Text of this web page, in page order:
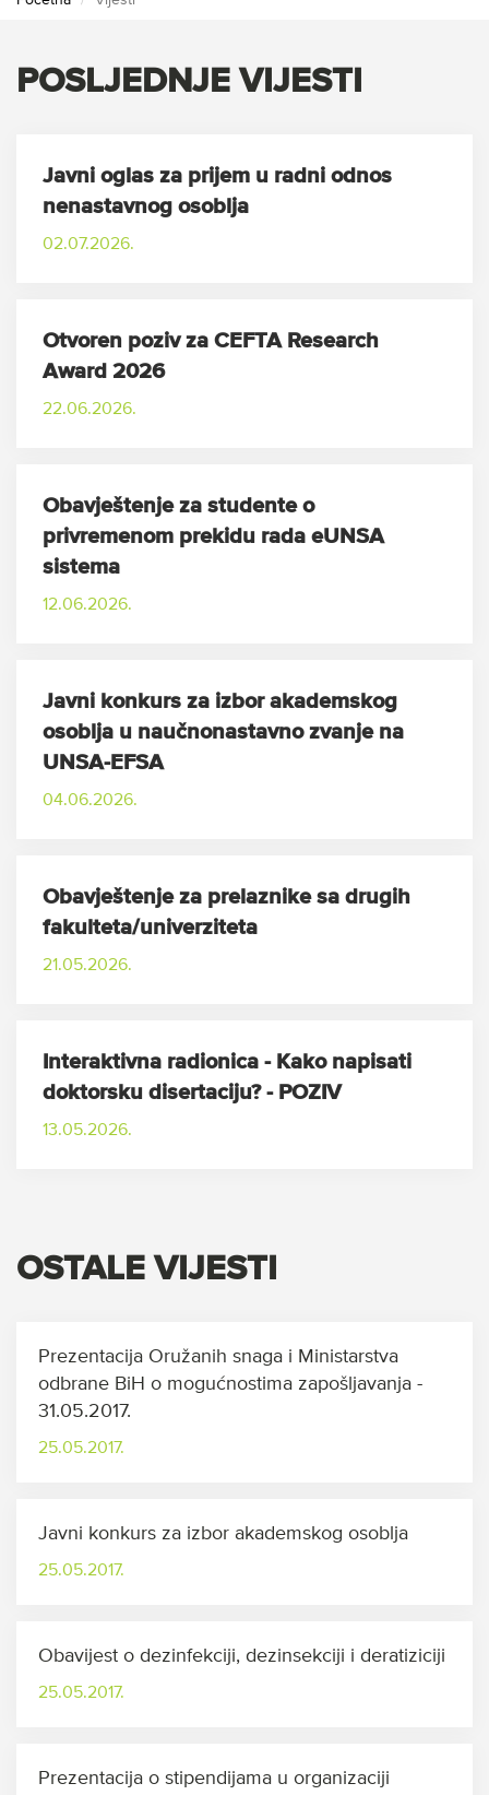
POSLJEDNJE VIJESTI
Javni oglas za prijem u radni odnos
nenastavnog osoblja
02.07.2026.
Otvoren poziv za CEFTA Research
Award 2026
22.06.2026.
Obavještenje za studente o
privremenom prekidu rada eUNSA
sistema
12.06.2026.
Javni konkurs za izbor akademskog
osoblja u naučnonastavno zvanje na
UNSA-EFSA
04.06.2026.
Obavještenje za prelaznike sa drugih
fakulteta/univerziteta
21.05.2026.
Interaktivna radionica - Kako napisati
doktorsku disertaciju? - POZIV
13.05.2026.
OSTALE VIJESTI
Prezentacija Oružanih snaga i Ministarstva
odbrane BiH o mogućnostima zapošljavanja -
31.05.2017.
25.05.2017.
Javni konkurs za izbor akademskog osoblja
25.05.2017.
Obavijest o dezinfekciji, dezinsekciji i deratiziciji
25.05.2017.
Prezentacija o stipendijama u organizaciji